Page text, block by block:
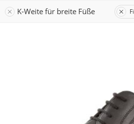
K-Weite für breite Füße